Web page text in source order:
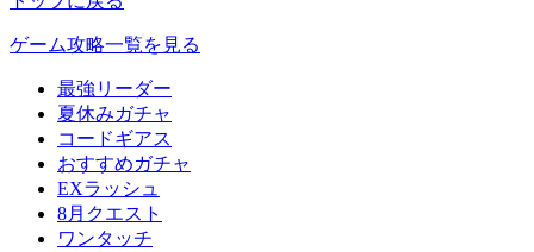
ゲーム攻略一覧を見る
最強リーダー
夏休みガチャ
コードギアス
おすすめガチャ
EXラッシュ
8月クエスト
ワンタッチ